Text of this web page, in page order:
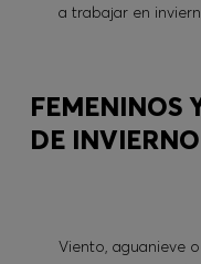
a trabajar en
FEMENINOS
DE
Viento, aguanieve